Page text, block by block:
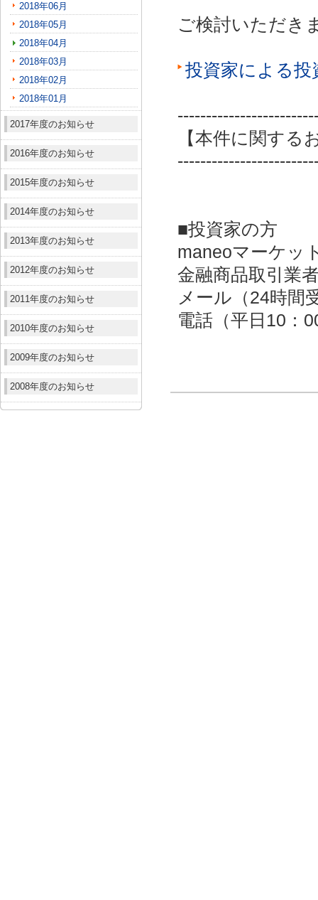
2018年06月
2018年05月
2018年04月
2018年03月
2018年02月
2018年01月
2017年度のお知らせ
2016年度のお知らせ
2015年度のお知らせ
2014年度のお知らせ
2013年度のお知らせ
2012年度のお知らせ
2011年度のお知らせ
2010年度のお知らせ
2009年度のお知らせ
2008年度のお知らせ
ご検討いただき
投資家による
【本件に関する
■投資家の方
maneoマーケッ
金融商品取引業
メール（24時間
電話（平日10：